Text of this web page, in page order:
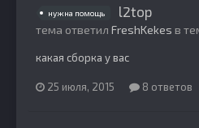
нужна помощь l2top
тема ответил FreshKekes в
какая сборка у вас
25 июля, 2015 8 ответов